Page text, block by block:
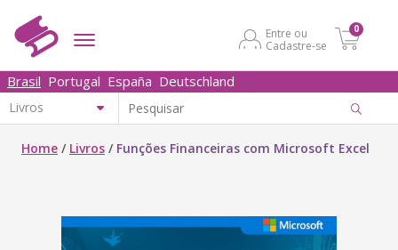
Entre ou
Cadastre-se
0
Brasil Portugal España Deutschland
Home / Livros / Funções Financeiras com Microsoft Excel